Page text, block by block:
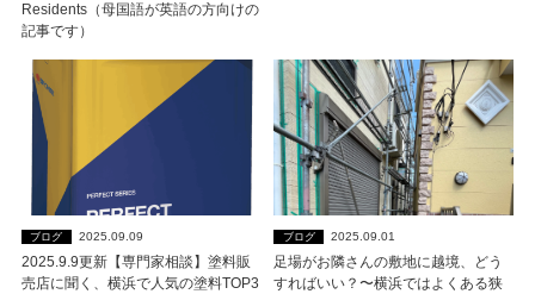
Residents（母国語が英語の方向けの
記事です）
ブログ 2025.09.09
2025.9.9更新【専門家相談】塗料販
売店に聞く、横浜で人気の塗料TOP3
ブログ 2025.09.01
足場がお隣さんの敷地に越境、どう
すればいい？〜横浜ではよくある狭